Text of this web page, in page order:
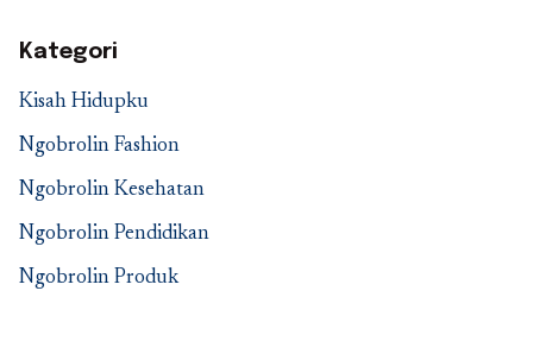
Kategori
Kisah Hidupku
Ngobrolin Fashion
Ngobrolin Kesehatan
Ngobrolin Pendidikan
Ngobrolin Produk